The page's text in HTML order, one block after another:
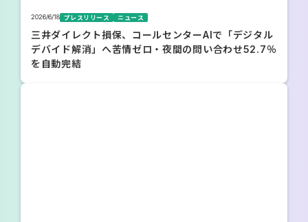
プレスリリース ニュース
2026/6/18
三井ダイレクト損保、コールセンターAIで「デジタル
デバイド解消」へ苦情ゼロ・夜間の問い合わせ52.7％
を自動完結